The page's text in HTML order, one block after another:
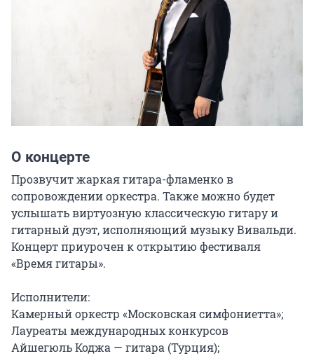
О концерте
Прозвучит жаркая гитара-фламенко в
сопровождении оркестра. Также можно будет
услышать виртуозную классическую гитару и
гитарный дуэт, исполняющий музыку Вивальди.
Концерт приурочен к открытию фестиваля
«Время гитары».
Исполнители:
Камерный оркестр «Московская симфониетта»;
Лауреаты международных конкурсов
Айшегюль Коджа — гитара (Турция);